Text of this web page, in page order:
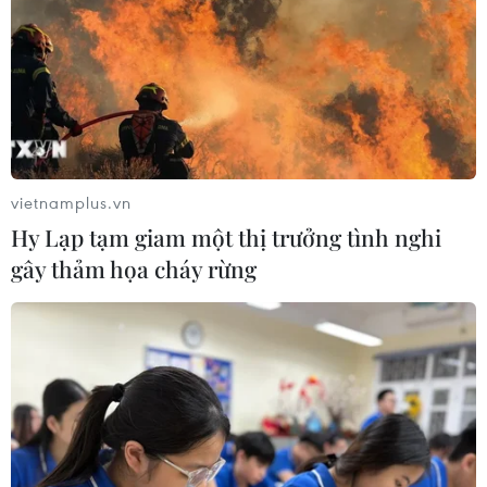
riêng
07/08/2026 11:50
Sân chơi học đường giúp học sinh
rèn kỹ năng sống qua từng bước
Đồng Nai cần chuyển dịch thu hút
đầu tư sang tổ chức chuỗi giá trị
Hà Tĩnh chấp thuận chủ trương đầu
tư loạt dự án điện gió trên 7.800 tỷ
vietnamplus.vn
Hy Lạp tạm giam một thị trưởng tình nghi
gây thảm họa cháy rừng